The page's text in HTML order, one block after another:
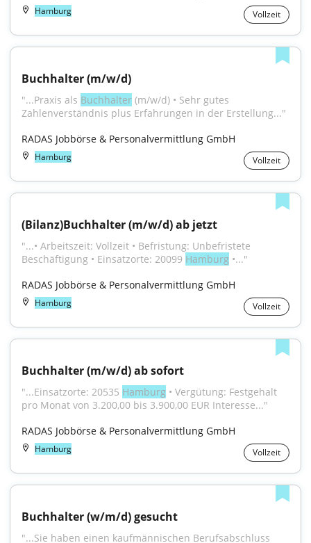
Hamburg Vollzeit
Buchhalter (m/w/d)
"...Praxis als Buchhalter (m/w/d) • Sehr gutes
Zahlenverständnis plus Erfahrungen in der Erstellung..."
RADAS Jobbörse & Personalvermittlung GmbH
Hamburg Vollzeit
(Bilanz)Buchhalter (m/w/d) ab jetzt
"...• Arbeitszeit: Vollzeit • Befristung: Unbefristete
Beschäftigung • Einsatzorte: 20099 Hamburg •..."
RADAS Jobbörse & Personalvermittlung GmbH
Hamburg Vollzeit
Buchhalter (m/w/d) ab sofort
"...Einsatzorte: 20535 Hamburg • Vergütung: Festgehalt
pro Monat von 3.200,00 bis 3.900,00 EUR Interesse..."
RADAS Jobbörse & Personalvermittlung GmbH
Hamburg Vollzeit
Buchhalter (w/m/d) gesucht
"...Sie haben einen kaufmännischen Berufsabschluss